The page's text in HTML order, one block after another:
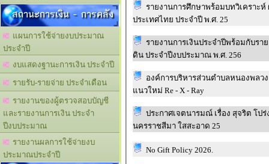
สถานะการเงิน - การคลัง
แผนการใช้จ่ายงบประมาณ
ประจำปี
งบแสดงฐานะการเงิน ประจำปี
รายรับ-รายจ่าย ประจำเดือน
รายงานของผู้ตรวจสอบบัญชี
และรายงานการเงิน ประจำ
ปีงบประมาณ
รายงานผลการใช้จ่ายงบ
ประมาณประจำปี
รายงานการศึกษาพร้อมบทวิเคราะ
ประเทศไทย ประจำปี พ.ศ. 25
รายงานการเงินประจำปีพร้อมกับร
ดิน ประจำปีงบประมาณ พ.ศ. 256
องค์การบริหารส่วนตำบลหนองพล
แนวใหม่ Re - X - Ray
ประกาศเจตนารมณ์ เรื่อง สุจริต โป
นครราชสีมา ใสสะอาด 25
No Gift Policy 2026.